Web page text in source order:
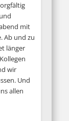
mit
Ab und zu
länger
wir
Und
allen